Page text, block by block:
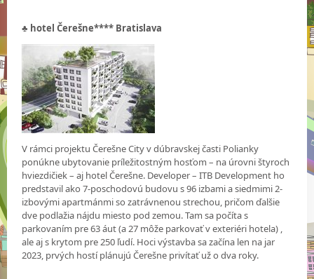
♣ hotel Čerešne**** Bratislava
V rámci projektu Čerešne City v dúbravskej časti Polianky
ponúkne ubytovanie príležitostným hosťom – na úrovni štyroch
hviezdičiek – aj hotel Čerešne. Developer – ITB Development ho
predstavil ako 7-poschodovú budovu s 96 izbami a siedmimi 2-
izbovými apartmánmi so zatrávnenou strechou, pričom ďalšie
dve podlažia nájdu miesto pod zemou. Tam sa počíta s
parkovaním pre 63 áut (a 27 môže parkovať v exteriéri hotela) ,
ale aj s krytom pre 250 ľudí. Hoci výstavba sa začína len na jar
2023, prvých hostí plánujú Čerešne privítať už o dva roky.